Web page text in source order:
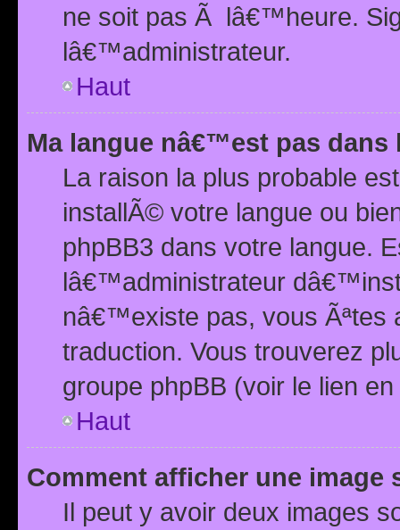
ne soit pas Ã lâ€™heure.
lâ€™administrateur.
Haut
Ma langue nâ€™est pas dans
La raison la plus probable
installÃ© votre langue ou
phpBB3 dans votre langue.
lâ€™administrateur
nâ€™existe pas, vous Ãªtes
traduction. Vous trouverez
groupe phpBB (voir le lien
Haut
Comment afficher une image
Il peut y avoir deux images